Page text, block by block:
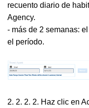
recuento diario de
Agency.
- más de 2 semanas:
el período.
2. 2. 2. 2. Haz clic en